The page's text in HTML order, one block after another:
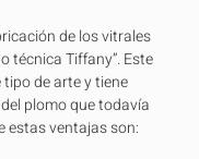
de los vitrales
técnica Tiffany”. Este
de arte y tiene
plomo que todavía
estas ventajas son: